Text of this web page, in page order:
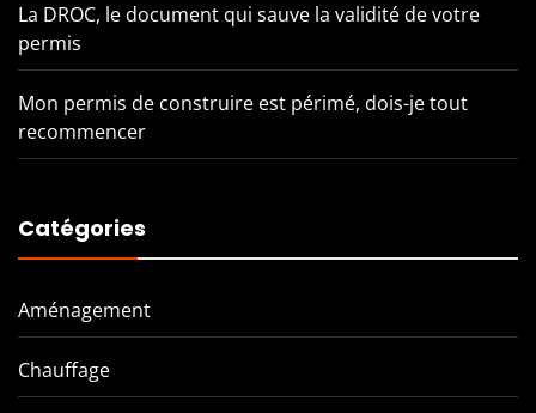
La DROC, le document qui sauve la validité de votre
permis
Mon permis de construire est périmé, dois-je tout
recommencer
Catégories
Aménagement
Chauffage